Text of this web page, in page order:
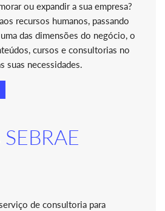
ou expandir a sua empresa?
recursos humanos, passando
das dimensões do negócio, o
cursos e consultorias no
suas necessidades.
de consultoria para